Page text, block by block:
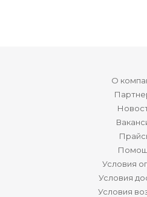
О
Условия
Условия
Условия